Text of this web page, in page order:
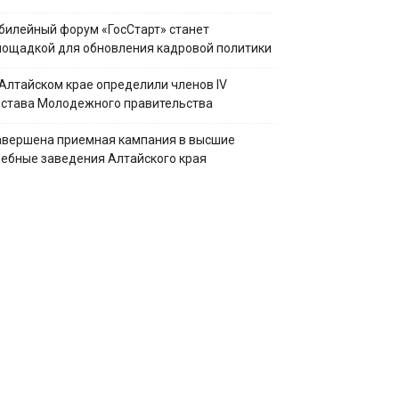
форум «ГосСтарт» станет
для обновления кадровой политики
крае определили членов IV
Молодежного правительства
приемная кампания в высшие
заведения Алтайского края